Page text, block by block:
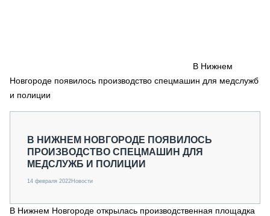
СПЕЦПРОЕКТЫ
МЕРОПРИЯТИЯ
СТАТЬИ ПО КАТЕГОРИЯМ ТЕХНИКИ
В Нижнем
Новгороде появилось производство спецмашин для медслужб
и полиции
В НИЖНЕМ НОВГОРОДЕ ПОЯВИЛОСЬ
ПРОИЗВОДСТВО СПЕЦМАШИН ДЛЯ
МЕДСЛУЖБ И ПОЛИЦИИ
14 февраля 2022Новости
В Нижнем Новгороде открылась производственная площадка